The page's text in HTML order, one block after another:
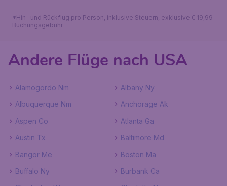
*Hin- und Rückflug pro Person, inklusive Steuern, exklusive € 19,99
Buchungsgebühr.
Andere Flüge nach USA
Alamogordo Nm
Albany Ny
Albuquerque Nm
Anchorage Ak
Aspen Co
Atlanta Ga
Austin Tx
Baltimore Md
Bangor Me
Boston Ma
Buffalo Ny
Burbank Ca